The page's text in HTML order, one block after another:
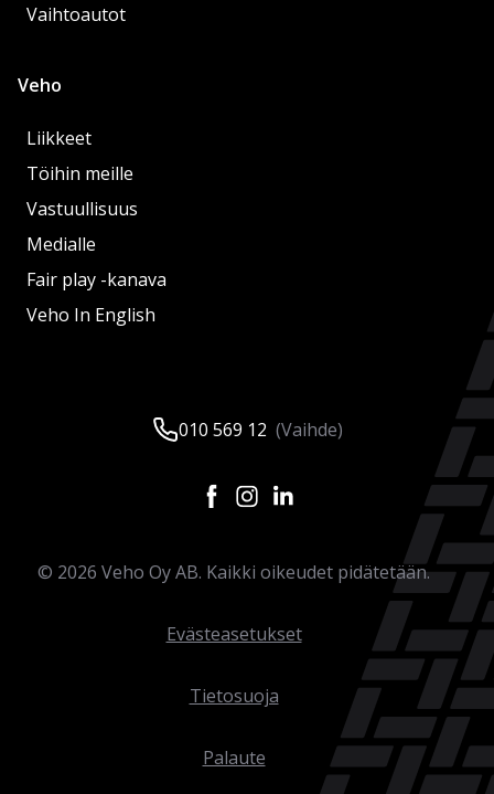
Vaihtoautot
Veho
Liikkeet
Töihin meille
Vastuullisuus
Medialle
Fair play -kanava
Veho In English
010 569 12 (Vaihde)
© 2026 Veho Oy AB. Kaikki oikeudet pidätetään.
Evästeasetukset
Tietosuoja
Palaute